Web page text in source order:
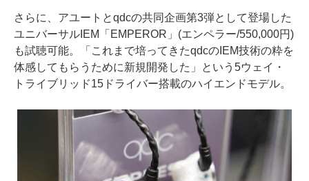
さらに、アユートとqdcの共同企画第3弾として登場した
ユニバーサルIEM「EMPEROR」(エンペラー/550,000円)
も試聴可能。「これまで培ってきたqdcのIEM技術の粋を
体感してもらうために新規開発した」という5ウェイ・
トライブリッド15ドライバー搭載のハイエンドモデル。